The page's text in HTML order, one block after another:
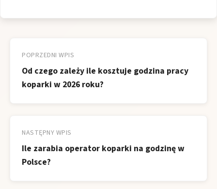
wpisu
POPRZEDNI WPIS
Od czego zależy ile kosztuje godzina pracy
koparki w 2026 roku?
NASTĘPNY WPIS
Ile zarabia operator koparki na godzinę w
Polsce?